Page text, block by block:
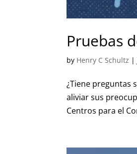
Pruebas
by Henry C Schultz |
¿Tiene preguntas
aliviar sus
Centros para el